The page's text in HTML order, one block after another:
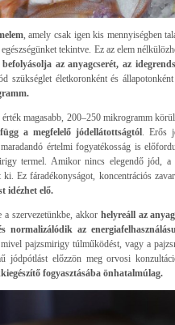
, amely csak igen kis mennyiségben
tekintve. Ez az elem
befolyásolja az anyagcserét, az
szükséglet életkoronként és
érték magasabb, 200–250 mikrogramm
a megfelelő jódellátottságtól . Erős
maradandó értelmi fogyatékosság is
termel. Amikor nincs elegendő jód, a
Ez fáradékonyságot, koncentrációs
idézhet elő.
szervezetünkbe, akkor helyreáll az
normalizálódik az
pajzsmirigy túlműködést, vagy a
jódpótlást előzzön meg orvosi
fogyasztásába önhatalmúlag.